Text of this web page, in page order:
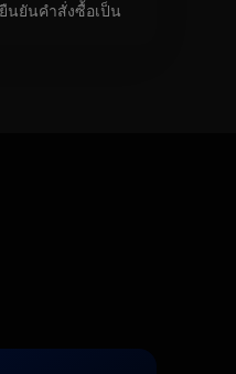
นยันคำสั่งซื้อเป็น